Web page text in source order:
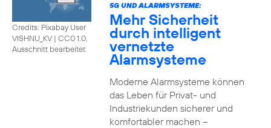
Credits: Pixabay User
VISHNU_KV | CC0 1.0,
Ausschnitt bearbeitet
5G UND ALARMSYSTEME:
Mehr Sicherheit
durch intelligent
vernetzte
Alarmsysteme
Moderne Alarmsysteme können
das Leben für Privat- und
Industriekunden sicherer und
komfortabler machen –